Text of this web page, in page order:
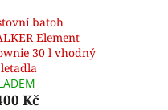
batoh
Element
30 l vhodný
Kč